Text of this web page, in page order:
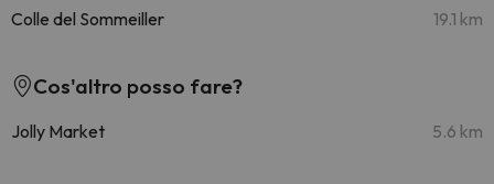
Colle del Sommeiller 19.1 km
Cos'altro posso fare?
Jolly Market 5.6 km